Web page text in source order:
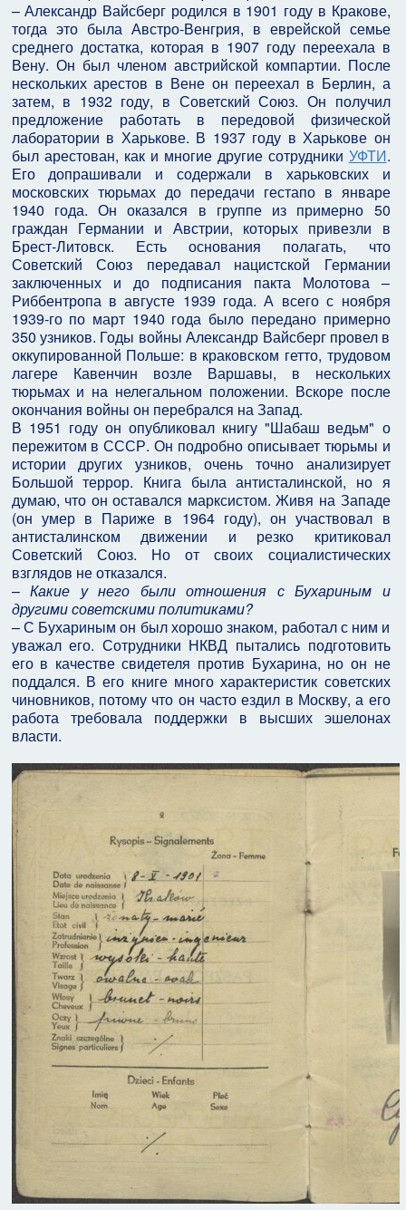
– Александр Вайсберг родился в 1901 году в Кракове,
тогда это была Австро-Венгрия, в еврейской семье
среднего достатка, которая в 1907 году переехала в
Вену. Он был членом австрийской компартии. После
нескольких арестов в Вене он переехал в Берлин, а
затем, в 1932 году, в Советский Союз. Он получил
предложение работать в передовой физической
лаборатории в Харькове. В 1937 году в Харькове он
был арестован, как и многие другие сотрудники УФТИ.
Его допрашивали и содержали в харьковских и
московских тюрьмах до передачи гестапо в январе
1940 года. Он оказался в группе из примерно 50
граждан Германии и Австрии, которых привезли в
Брест-Литовск. Есть основания полагать, что
Советский Союз передавал нацистской Германии
заключенных и до подписания пакта Молотова –
Риббентропа в августе 1939 года. А всего с ноября
1939-го по март 1940 года было передано примерно
350 узников. Годы войны Александр Вайсберг провел в
оккупированной Польше: в краковском гетто, трудовом
лагере Кавенчин возле Варшавы, в нескольких
тюрьмах и на нелегальном положении. Вскоре после
окончания войны он перебрался на Запад.
В 1951 году он опубликовал книгу "Шабаш ведьм" о
пережитом в СССР. Он подробно описывает тюрьмы и
истории других узников, очень точно анализирует
Большой террор. Книга была антисталинской, но я
думаю, что он оставался марксистом. Живя на Западе
(он умер в Париже в 1964 году), он участвовал в
антисталинском движении и резко критиковал
Советский Союз. Но от своих социалистических
взглядов не отказался.
–Какие у него были отношения с Бухариным и
другими советскими политиками?
– С Бухариным он был хорошо знаком, работал с ним и
уважал его. Сотрудники НКВД пытались подготовить
его в качестве свидетеля против Бухарина, но он не
поддался. В его книге много характеристик советских
чиновников, потому что он часто ездил в Москву, а его
работа требовала поддержки в высших эшелонах
власти.